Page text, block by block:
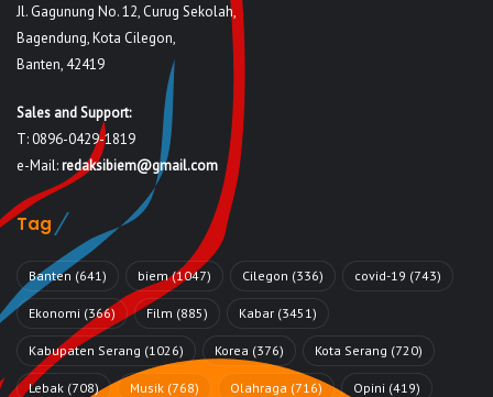
Jl. Gagunung No. 12, Curug Sekolah,
Bagendung, Kota Cilegon,
Banten, 42419
Sales and Support:
T: 0896-0429-1819
e-Mail:redaksibiem@gmail.com
Tag
Banten (641) biem(1047) Cilegon (336) covid-19 (743)
Ekonomi (366) Film (885) Kabar (3451)
Kabupaten Serang (1026) Korea (376) Kota Serang (720)
Lebak (708) Musik (768) Olahraga (716) Opini (419)